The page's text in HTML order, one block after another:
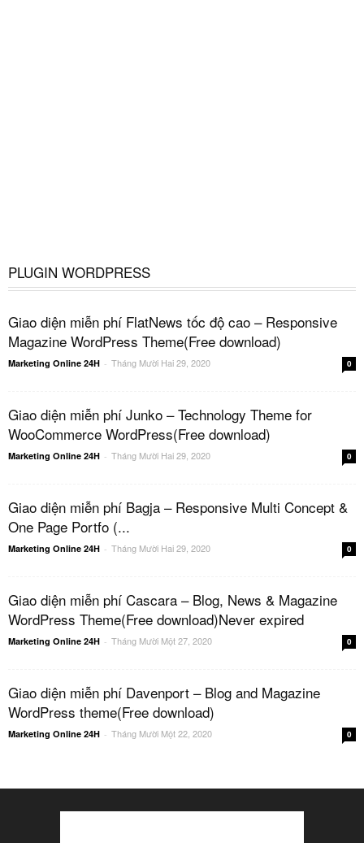
PLUGIN WORDPRESS
Giao diện miễn phí FlatNews tốc độ cao – Responsive
Magazine WordPress Theme(Free download)
Marketing Online 24H - Tháng Mười Hai 29, 2020 0
Giao diện miễn phí Junko – Technology Theme for
WooCommerce WordPress(Free download)
Marketing Online 24H - Tháng Mười Hai 29, 2020 0
Giao diện miễn phí Bagja – Responsive Multi Concept &
One Page Portfo (...
Marketing Online 24H - Tháng Mười Hai 29, 2020 0
Giao diện miễn phí Cascara – Blog, News & Magazine
WordPress Theme(Free download)Never expired
Marketing Online 24H - Tháng Mười Một 27, 2020 0
Giao diện miễn phí Davenport – Blog and Magazine
WordPress theme(Free download)
Marketing Online 24H - Tháng Mười Một 22, 2020 0